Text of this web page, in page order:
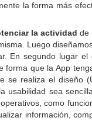
la forma más
la actividad de
Luego
En segundo lugar el
que la App
se realiza el diseño
usabilidad sea
como
información,